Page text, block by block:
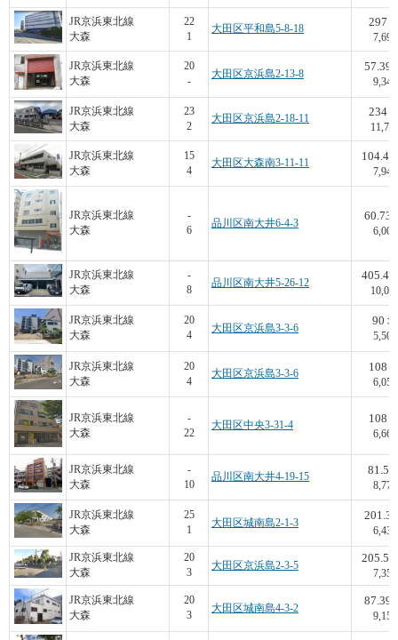
JR京浜東北線
大森
22
1
大田区平和島5-8-18
297
7,699
JR京浜東北線
大森
20
-
大田区京浜島2-13-8
57.39
9,340
JR京浜東北線
大森
23
2
大田区京浜島2-18-11
234
JR京浜東北線
大森
15
4
大田区大森南3-11-11
104.48
7,949
JR京浜東北線
大森
-
6
品川区南大井6-4-3
60.73
6,000
JR京浜東北線
大森
-
8
品川区南大井5-26-12
405.47
JR京浜東北線
大森
20
4
大田区京浜島3-3-6
90 坪
5,500
JR京浜東北線
大森
20
4
大田区京浜島3-3-6
108
6,050
JR京浜東北線
大森
-
22
大田区中央3-31-4
108
6,667
JR京浜東北線
大森
-
10
品川区南大井4-19-15
81.5
8,773
JR京浜東北線
大森
25
1
大田区城南島2-1-3
201.3
6,438
JR京浜東北線
大森
20
3
大田区京浜島2-3-5
205.54
7,356
JR京浜東北線
大森
20
3
大田区城南島4-3-2
87.39
9,154